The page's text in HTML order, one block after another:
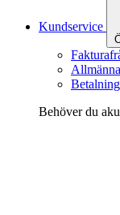
Kundservice
Behöver du